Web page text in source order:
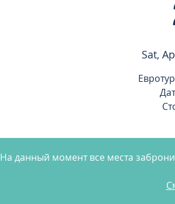
Sat,
На данный момент все места